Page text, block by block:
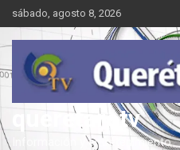
Saltar
al
contenido
sábado, agosto 8, 2026
queretarotv
Información y entretenimiento